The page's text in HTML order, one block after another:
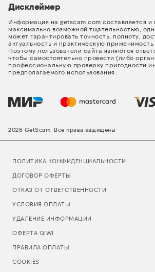
Дисклеймер
Информация на getscam.com составляется и
максимально возможной тщательностью,
может гарантировать точность, полноту,
актуальность и практическую
Поэтому пользователи сайта являются
чтобы самостоятельно провести (либо
профессиональную проверку пригодности
предполагаемого использования.
2026 GetScam. Все права защищены
ПОЛИТИКА КОНФИДЕНЦИАЛЬНОСТИ
ДОГОВОР ОФЕРТЫ
ОТКАЗ ОТ ОТВЕТСТВЕННОСТИ
УСЛОВИЯ ОПЛАТЫ
УДАЛЕНИЕ ИНФОРМАЦИИ
ОФЕРТА QIWI
ПРАВИЛА ОПЛАТЫ
COOKIES